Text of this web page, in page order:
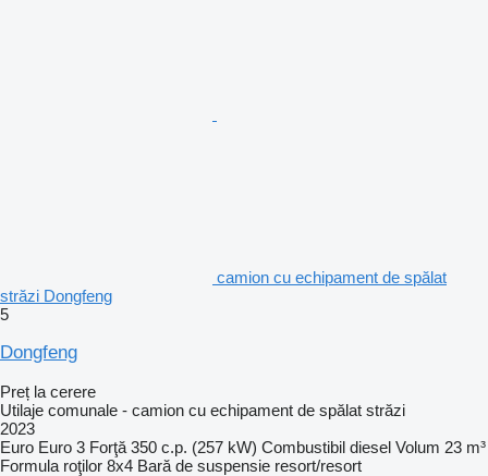
camion cu echipament de spălat
străzi Dongfeng
5
Dongfeng
Preț la cerere
Utilaje comunale - camion cu echipament de spălat străzi
2023
Euro Euro 3 Forţă 350 c.p. (257 kW) Combustibil diesel Volum 23 m³
Formula roţilor 8x4 Bară de suspensie resort/resort